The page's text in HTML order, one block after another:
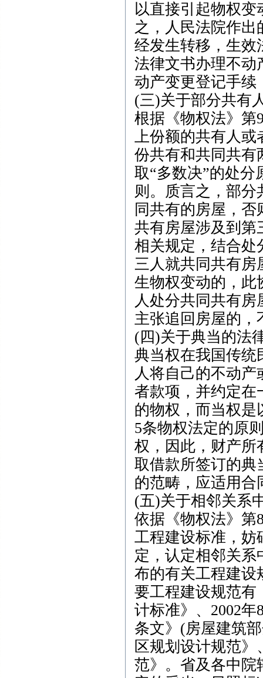
以直接引起物权
之，人民法院作
经发生转移，生效
法律文书办理不动
动产变更登记手续
(三)关于部分共有
根据《物权法》第
上份额的共有人或
份共有和共同共有
取“多数决”的处分
则。质言之，部
同共有的房屋，
共有房屋涉及到第
相关规定，结合处
三人就共同共有房
生物权变动的，此
人处分共同共有
主张追回房屋的，
(四)关于典当的法
典当权在我国传统
人将自己的不动
者款项，并约定在
的物权，而当权是
5条物权法定的原
权，因此，财产所
取借款所签订的典
的范畴，应适用合
(五)关于相邻关系
依据《物权法》第
工程建设标准，妨
定，认定相邻关
布的有关工程建设
要工程建设规范有
计标准》、2002
条文》(房屋建筑
区规划设计规范》
范》。省及各中院